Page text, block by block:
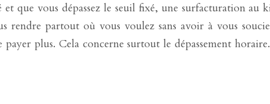
vous dépassez le seuil fixé, une surfacturation au
rendre partout où vous voulez sans avoir à vous
plus. Cela concerne surtout le dépassement